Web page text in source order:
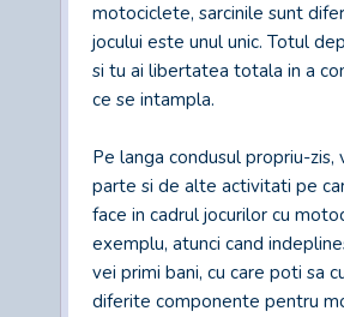
motociclete, sarcinile sunt
jocului este unul unic. Totul
si tu ai libertatea totala in a
ce se intampla.
Pe langa condusul propriu-zis,
parte si de alte activitati pe
face in cadrul jocurilor cu
exemplu, atunci cand
vei primi bani, cu care poti sa
diferite componente pentru